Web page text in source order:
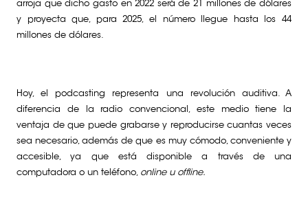
arroja que dicho gasto en 2022 será de 21 millones de dólares
y proyecta que, para 2025, el número llegue hasta los 44
millones de dólares.
Hoy, el podcasting representa una revolución auditiva. A
diferencia de la radio convencional, este medio tiene la
ventaja de que puede grabarse y reproducirse cuantas veces
sea necesario, además de que es muy cómodo, conveniente y
accesible, ya que está disponible a través de una
computadora o un teléfono, online u offline.